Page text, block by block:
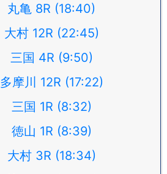
丸亀 8R (18:40)
大村 12R (22:45)
三国 4R (9:50)
多摩川 12R (17:22)
三国 1R (8:32)
徳山 1R (8:39)
大村 3R (18:34)